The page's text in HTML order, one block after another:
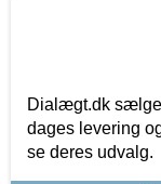
Dialægt.dk
dages levering
se deres udvalg.